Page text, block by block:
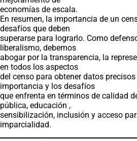
economías de escala.
En resumen, la importancia de un
desafíos que deben
superarse para lograrlo. Como
liberalismo, debemos
abogar por la transparencia, la
en todos los aspectos
del censo para obtener datos
importancia y los desafíos
que enfrenta en términos de calidad
pública, educación ,
sensibilización, inclusión y acceso
imparcialidad.